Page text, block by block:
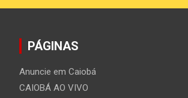
PÁGINAS
Anuncie em Caiobá
CAIOBÁ AO VIVO